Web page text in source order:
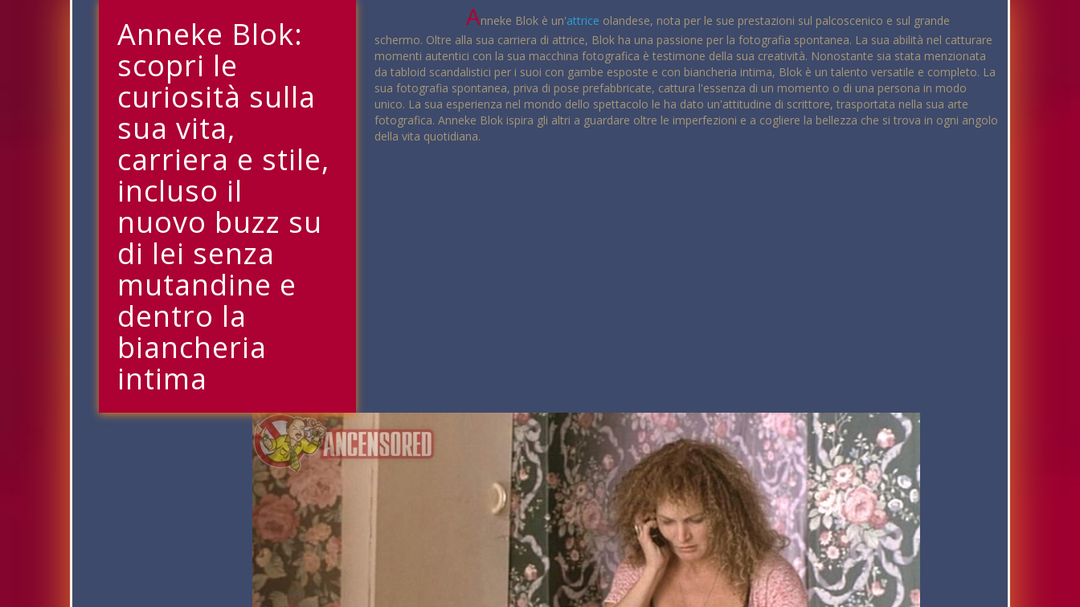
Anneke Blok:
scopri le
curiosità sulla
sua vita,
carriera e stile,
incluso il
nuovo buzz su
di lei senza
mutandine e
dentro la
biancheria
intima
Anneke Blok è un'attrice olandese, nota per le sue prestazioni sul palcoscenico e sul grande
schermo. Oltre alla sua carriera di attrice, Blok ha una passione per la fotografia spontanea. La sua abilità nel catturare
momenti autentici con la sua macchina fotografica è testimone della sua creatività. Nonostante sia stata menzionata
da tabloid scandalistici per i suoi con gambe esposte e con biancheria intima, Blok è un talento versatile e completo. La
sua fotografia spontanea, priva di pose prefabbricate, cattura l'essenza di un momento o di una persona in modo
unico. La sua esperienza nel mondo dello spettacolo le ha dato un'attitudine di scrittore, trasportata nella sua arte
fotografica. Anneke Blok ispira gli altri a guardare oltre le imperfezioni e a cogliere la bellezza che si trova in ogni angolo
della vita quotidiana.